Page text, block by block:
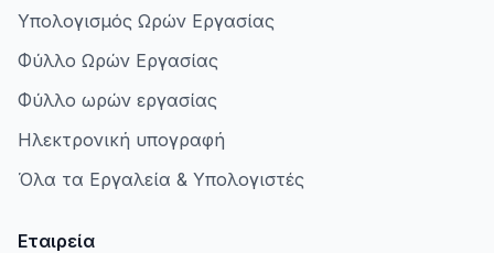
Υπολογισμός Ωρών Εργασίας
Φύλλο Ωρών Εργασίας
Φύλλο ωρών εργασίας
Ηλεκτρονική υπογραφή
Όλα τα Εργαλεία & Υπολογιστές
Εταιρεία